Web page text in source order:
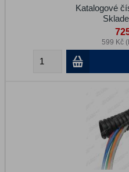
Katalogové
599 Kč